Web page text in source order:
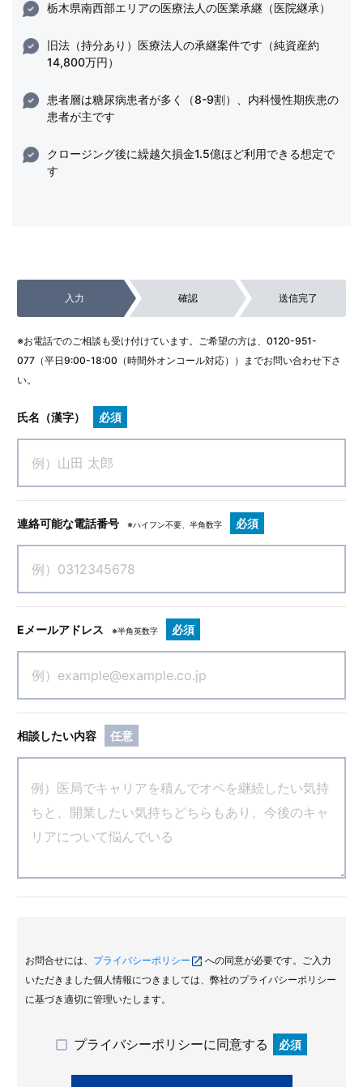
栃木県南西部エリアの医療法人の医業承継（医院継承）
旧法（持分あり）医療法人の承継案件です（純資産約
14,800万円）
患者層は糖尿病患者が多く（8-9割）、内科慢性期疾患の
患者が主です
クロージング後に繰越欠損金1.5億ほど利用できる想定で
す
入力 確認 送信完了
※お電話でのご相談も受け付けています。ご希望の方は、 0120-951-
077 （平日9:00-18:00（時間外オンコール対応））までお問い合わせ下さ
い。
氏名（漢字） 必須
連絡可能な電話番号 ※ハイフン不要、半角数字 必須
Eメールアドレス ※半角英数字 必須
相談したい内容 任意
お問合せには、 プライバシーポリシー
への同意が必要です。ご入力
いただきました個人情報につきましては、弊社のプライバシーポリシー
に基づき適切に管理いたします。
プライバシーポリシーに同意する 必須